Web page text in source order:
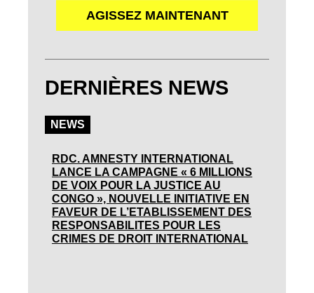
AGISSEZ MAINTENANT
DERNIÈRES NEWS
NEWS
RDC. AMNESTY INTERNATIONAL
LANCE LA CAMPAGNE « 6 MILLIONS
DE VOIX POUR LA JUSTICE AU
CONGO », NOUVELLE INITIATIVE EN
FAVEUR DE L’ETABLISSEMENT DES
RESPONSABILITES POUR LES
CRIMES DE DROIT INTERNATIONAL